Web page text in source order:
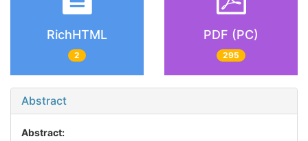
RichHTML
2
PDF (PC)
295
Abstract
Abstract: